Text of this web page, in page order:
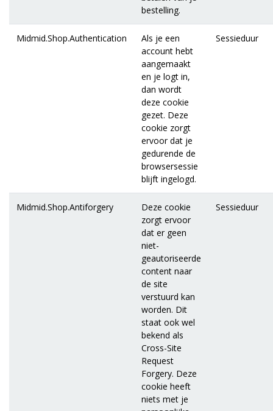
bestelling.
Midmid.Shop.Authentication
Als je een
account hebt
aangemaakt
en je logt in,
dan wordt
deze cookie
gezet. Deze
cookie zorgt
ervoor dat je
gedurende de
browsersessie
blijft ingelogd.
Sessieduur
Midmid.Shop.Antiforgery
Deze cookie
zorgt ervoor
dat er geen
niet-
geautoriseerde
content naar
de site
verstuurd kan
worden. Dit
staat ook wel
bekend als
Cross-Site
Request
Forgery. Deze
cookie heeft
niets met je
Sessieduur